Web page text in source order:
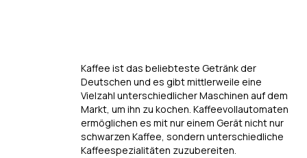
Kaffee ist das beliebteste Getränk der
Deutschen und es gibt mittlerweile eine
Vielzahl unterschiedlicher Maschinen auf dem
Markt, um ihn zu kochen. Kaffeevollautomaten
ermöglichen es mit nur einem Gerät nicht nur
schwarzen Kaffee, sondern unterschiedliche
Kaffeespezialitäten zuzubereiten.